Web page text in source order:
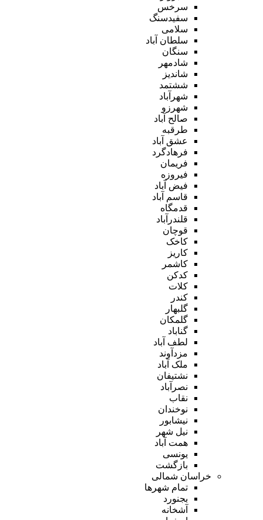
سرخس
سفیدسنگ
سلامی
سلطان آباد
سنگان
شادمهر
شاندیز
ششتمد
شهرآباد
شهرزو
صالح آباد
طرقبه
عشق آباد
فرهادگرد
فریمان
فیروزه
فیض آباد
قاسم آباد
قدمگاه
قلندرآباد
قوچان
کاخک
کاریز
کاشمر
کدکن
کلات
کندر
گلبهار
گلمکان
گناباد
لطف آباد
مزدآوند
ملک آباد
نشتیفان
نصرآباد
نقاب
نوخندان
نیشابور
نیل شهر
همت آباد
یونسی
بازگشت
خراسان شمالی
تمام شهر‌ها
بجنورد
آشخانه